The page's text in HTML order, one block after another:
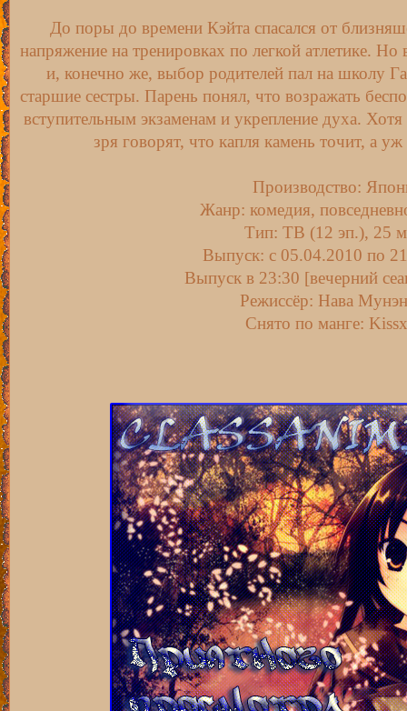
До поры до времени Кэйта спасался от
напряжение на тренировках по легкой атлетике.
и, конечно же, выбор родителей пал на школу
старшие сестры. Парень понял, что возражать
вступительным экзаменам и укрепление духа.
зря говорят, что капля камень точит, а
Производство:
Жанр: комедия,
Тип: ТВ (12 эп.), 25
Выпуск: c 05.04.2010 по
Выпуск в 23:30 [вечерний
Режиссёр: Нава
Снято по манге: